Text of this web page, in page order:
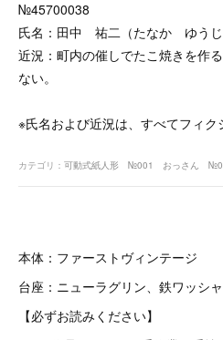
№45700038
氏名：田中 祐二（たなか ゆうじ
近況：町内の催しでたこ焼きを作
ない。
※氏名および近況は、すべてフィク
カテゴリ ： 可動式紙人形 №001 おっさん
本体：ファーストヴィンテージ
台座：ニューラグリン、鉄ワッシ
【必ずお読みください】